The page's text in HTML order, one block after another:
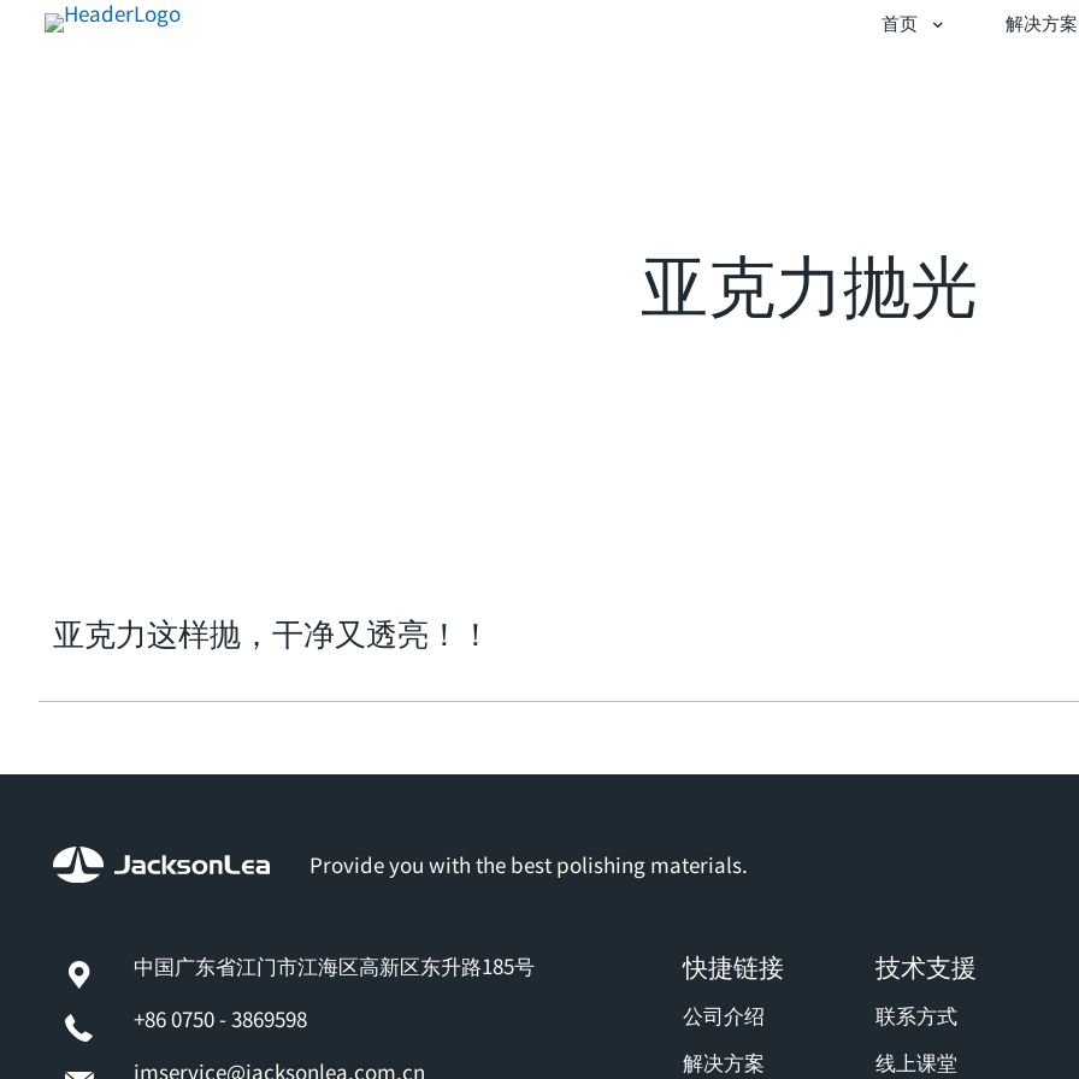
首页 解决方案
亚克力抛光
亚克力这样抛，干净又透亮！！
Provide you with the best polishing materials.
中国广东省江门市江海区高新区东升路185号
+86 0750 - 3869598
jmservice@jacksonlea.com.cn
快捷链接 技术支援
公司介绍
解决方案
联系方式
线上课堂